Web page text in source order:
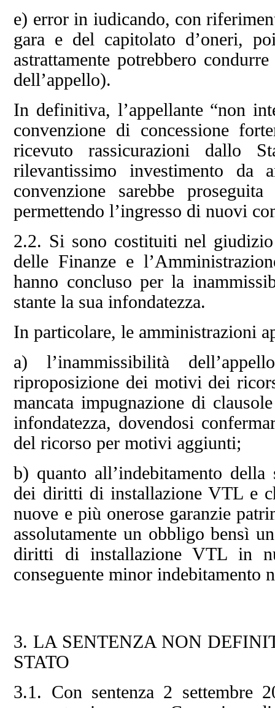
e) error in iudicando, con
gara e del capitolato d’oneri,
astrattamente potrebbero
dell’appello).
In definitiva, l’appellante “non
convenzione di concessione
ricevuto rassicurazioni dallo
rilevantissimo investimento da
convenzione sarebbe
permettendo l’ingresso di nuovi
2.2. Si sono costituiti nel
delle Finanze e
hanno concluso per la
stante la sua infondatezza.
In particolare, le amministrazioni
a) l’inammissibilità
riproposizione dei motivi dei
mancata impugnazione di
infondatezza, dovendosi
del ricorso per motivi aggiunti;
b) quanto all’indebitamento della
dei diritti di installazione VTL e
nuove e più onerose garanzie
assolutamente un obbligo bensì
diritti di installazione VTL in
conseguente minor indebitamento
3. LA SENTENZA NON
STATO
3.1. Con sentenza 2